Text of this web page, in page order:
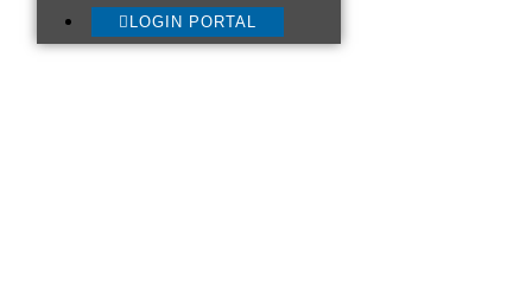
LOGIN PORTAL